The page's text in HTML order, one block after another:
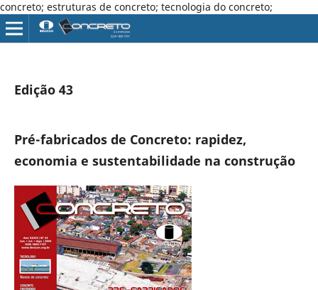
concreto; estruturas de concreto; tecnologia do concreto;
Edição 43
Pré-fabricados de Concreto: rapidez,
economia e sustentabilidade na construção